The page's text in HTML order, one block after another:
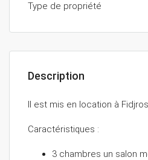
Type de propriété
Description
Il est mis en location à
Caractéristiques :
3 chambres un salon